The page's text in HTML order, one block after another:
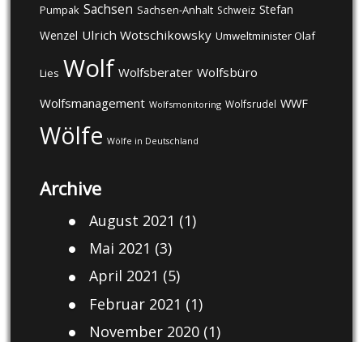
Pumpak Sachsen Sachsen-Anhalt Schweiz Stefan
Wenzel Ulrich Wotschikowsky Umweltminister Olaf
Lies Wolf Wolfsberater Wolfsbüro
Wolfsmanagement Wolfsmonitoring Wolfsrudel WWF
Wölfe Wölfe in Deutschland
Archive
August 2021 (1)
Mai 2021 (3)
April 2021 (5)
Februar 2021 (1)
November 2020(1)